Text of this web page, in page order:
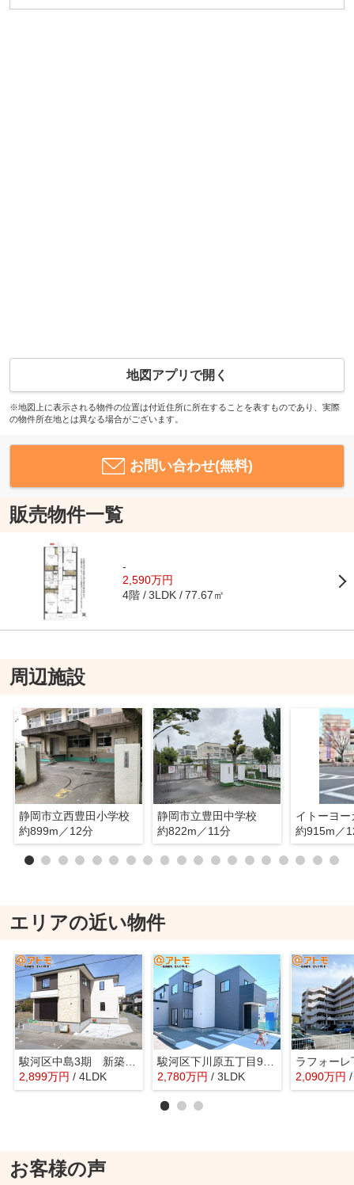
地図アプリで開く
※地図上に表示される物件の位置は付近住所に所在することを表すものであり、実際
の物件所在地とは異なる場合がございます。
お問い合わせ(無料)
販売物件一覧
-
2,590万円
4階 3LDK 77.67㎡
周辺施設
静岡市立西豊田小学校
約899m／12分
静岡市立豊田中学校
約822m／11分
約915m／
エリアの近い物件
駿河区中島3期 新築戸建 全1棟
2,899万円 / 4LDK
駿河区下川原五丁目9期 新築戸建 4号棟
2,780万円 / 3LDK
ラフォーレ
2,090万円
お客様の声